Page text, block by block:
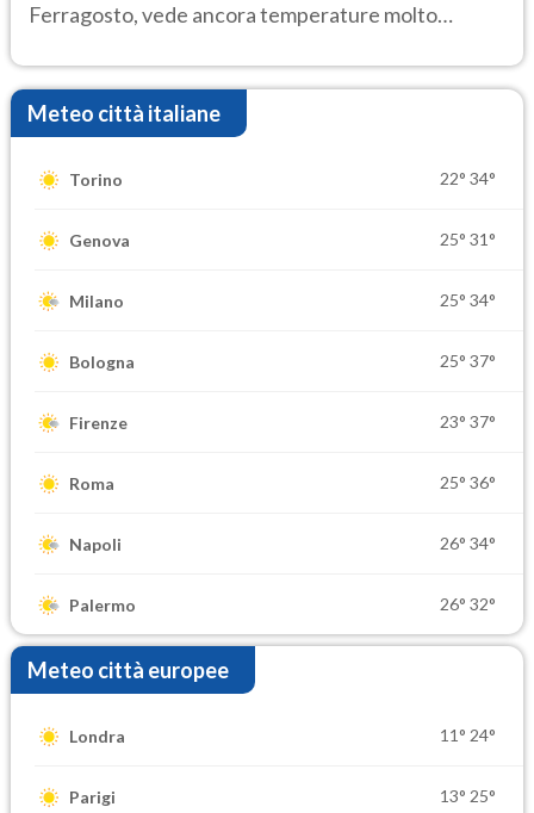
Ferragosto, vede ancora temperature molto
Meteo città italiane
Torino 22° 34°
Genova 25° 31°
Milano 25° 34°
Bologna 25° 37°
Firenze 23° 37°
Roma 25° 36°
Napoli 26° 34°
Palermo 26° 32°
Meteo città europee
Londra 11° 24°
Parigi 13° 25°